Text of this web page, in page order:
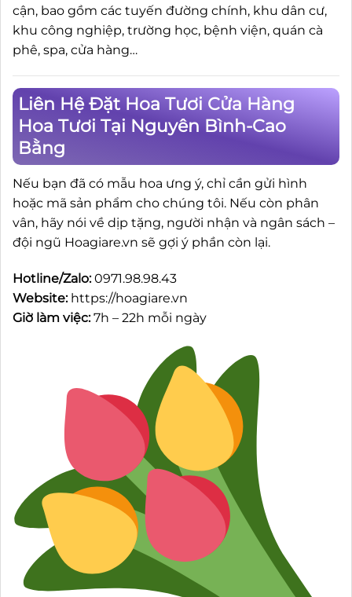
cận, bao gồm các tuyến đường chính, khu dân cư,
khu công nghiệp, trường học, bệnh viện, quán cà
phê, spa, cửa hàng…
Liên Hệ Đặt Hoa Tươi Cửa Hàng
Hoa Tươi Tại Nguyên Bình-Cao
Bằng
Nếu bạn đã có mẫu hoa ưng ý, chỉ cần gửi hình
hoặc mã sản phẩm cho chúng tôi. Nếu còn phân
vân, hãy nói về dịp tặng, người nhận và ngân sách –
đội ngũ Hoagiare.vn sẽ gợi ý phần còn lại.
Hotline/Zalo:0971.98.98.43
Website: https://hoagiare.vn
Giờ làm việc:7h – 22h mỗi ngày